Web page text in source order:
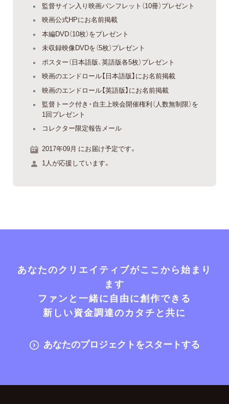
監督サイン入り映画パンフレット（10冊）プレゼント
映画公式HPにお名前掲載
本編DVD（10枚）をプレゼント
未収録映像DVDを（5枚）プレゼント
ポスター（日本語版、英語版各5枚）プレゼント
映画のエンドロール【日本語版】にお名前掲載
映画のエンドロール【英語版】にお名前掲載
監督トーク付き・自主上映会開催権利（人数無制限）を
1回プレゼント
コレクター限定報告メール
2017年09月 にお届け予定です。
1人が応援しています。
あなたのクリエイティブがここから始まり
ます
ファンと一緒に自由に創作できる
新しい資金調達のカタチと共に
あなたのプロジェクトをスタートする